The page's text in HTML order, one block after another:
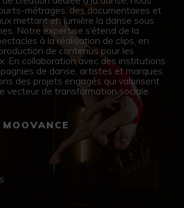
métrages, des documentaires et
mettant en lumière la danse sous
Notre expertise s’étend de la
à la réalisation de clips, en
de contenus pour les
En collaboration avec des institutions
de danse, artistes et marques,
des projets engagés qui valorisent
vecteur de transformation sociale.